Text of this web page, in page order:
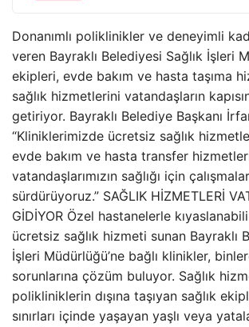
Donanımlı poliklinikler ve deneyimli
veren Bayraklı Belediyesi Sağlık İşleri
ekipleri, evde bakım ve hasta taşıma
sağlık hizmetlerini vatandaşların
getiriyor. Bayraklı Belediye Başkanı
“Kliniklerimizde ücretsiz sağlık
evde bakım ve hasta transfer
vatandaşlarımızın sağlığı için
sürdürüyoruz.” SAĞLIK HİZMETLERİ
GİDİYOR Özel hastanelerle
ücretsiz sağlık hizmeti sunan Bayraklı
İşleri Müdürlüğü’ne bağlı klinikler,
sorunlarına çözüm buluyor. Sağlık
polikliniklerin dışına taşıyan sağlık
sınırları içinde yaşayan yaşlı veya